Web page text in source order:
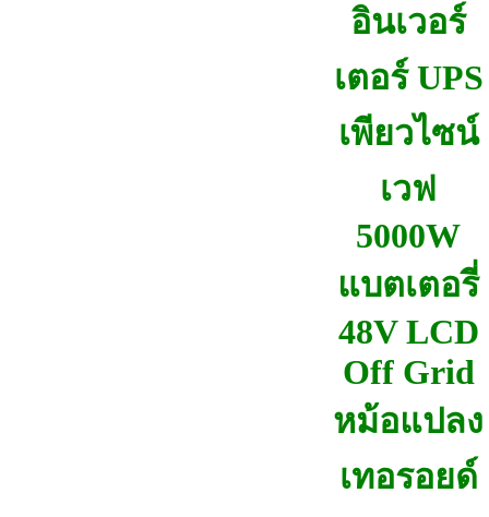
อินเวอร์
เตอร์ UPS
เพียวไซน์
เวฟ
5000W
แบตเตอรี่
48V LCD
Off Grid
หม้อแปลง
เทอรอยด์